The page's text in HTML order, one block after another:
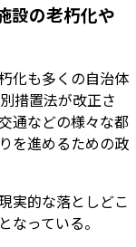
設の老朽化や
化も多くの自治体
措置法が改正さ
通などの様々な都
を進めるための政
実的な落としどこ
っている。